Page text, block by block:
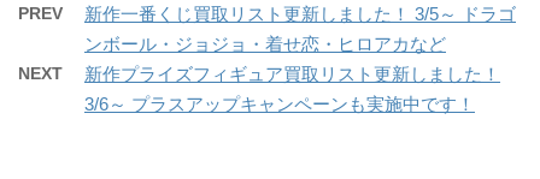
PREV
新作一番くじ買取リスト更新しました！ 3/5～ ドラゴ
ンボール・ジョジョ・着せ恋・ヒロアカなど
NEXT
新作プライズフィギュア買取リスト更新しました！
3/6～ プラスアップキャンペーンも実施中です！